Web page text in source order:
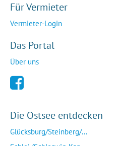
Für Vermieter
Vermieter-Login
Das Portal
Über uns
Die Ostsee entdecken
Glücksburg/Steinberg/...